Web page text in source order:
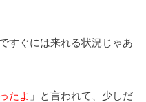
すぐには来れる状況じゃあ
たよ 」と言われて、少しだ